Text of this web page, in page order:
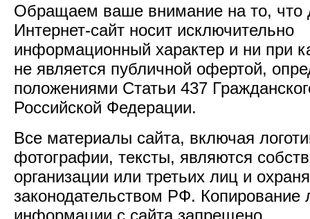
Обращаем ваше внимание на то, что
Интернет-сайт носит исключительно
информационный характер и ни при
не является публичной офертой,
положениями Статьи 437
Российской Федерации.
Все материалы сайта, включая
фотографии, тексты, являются
организации или третьих лиц и
законодательством РФ. Копирование